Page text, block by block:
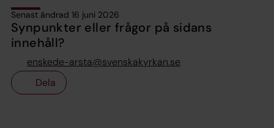
Senast ändrad 16 juni 2026
Synpunkter eller frågor på sidans
innehåll?
enskede-arsta@svenskakyrkan.se
Dela